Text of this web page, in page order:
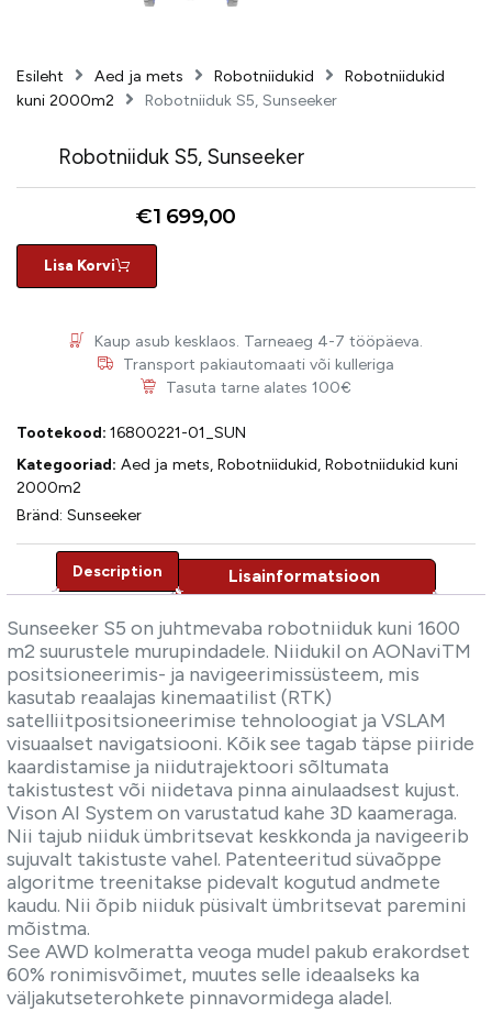
Esileht Aed ja mets Robotniidukid
Robotniidukid
kuni 2000m2
Robotniiduk S5, Sunseeker
Robotniiduk S5, Sunseeker
€1 699,00
Lisa Korvi
Kaup asub kesklaos. Tarneaeg 4-7 tööpäeva.
Transport pakiautomaati või kulleriga
Tasuta tarne alates 100€
Tootekood: 16800221-01_SUN
Kategooriad: Aed ja mets, Robotniidukid, Robotniidukid kuni
2000m2
Bränd: Sunseeker
Description
Sunseeker S5 on juhtmevaba robotniiduk kuni 1600
m2 suurustele murupindadele. Niidukil on AONaviTM
positsioneerimis- ja navigeerimissüsteem, mis
kasutab reaalajas kinemaatilist (RTK)
satelliitpositsioneerimise tehnoloogiat ja VSLAM
visuaalset navigatsiooni. Kõik see tagab täpse piiride
kaardistamise ja niidutrajektoori sõltumata
takistustest või niidetava pinna ainulaadsest kujust.
Vison AI System on varustatud kahe 3D kaameraga.
Nii tajub niiduk ümbritsevat keskkonda ja navigeerib
sujuvalt takistuste vahel. Patenteeritud süvaõppe
algoritme treenitakse pidevalt kogutud andmete
kaudu. Nii õpib niiduk püsivalt ümbritsevat paremini
mõistma.
See AWD kolmeratta veoga mudel pakub erakordset
60% ronimisvõimet, muutes selle ideaalseks ka
väljakutseterohkete pinnavormidega aladel.